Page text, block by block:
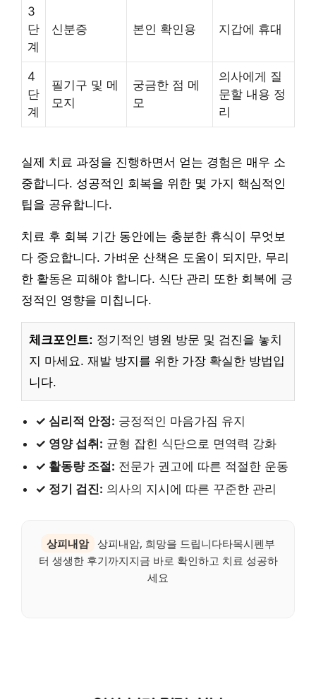
3
단
계
신분증 본인 확인용 지갑에 휴대
4
단
계
필기구 및 메
모지
궁금한 점 메
모
의사에게 질
문할 내용 정
리
실제 치료 과정을 진행하면서 얻는 경험은 매우 소
중합니다. 성공적인 회복을 위한 몇 가지 핵심적인
팁을 공유합니다.
치료 후 회복 기간 동안에는 충분한 휴식이 무엇보
다 중요합니다. 가벼운 산책은 도움이 되지만, 무리
한 활동은 피해야 합니다. 식단 관리 또한 회복에 긍
정적인 영향을 미칩니다.
체크포인트: 정기적인 병원 방문 및 검진을 놓치
지 마세요. 재발 방지를 위한 가장 확실한 방법입
니다.
✓ 심리적 안정: 긍정적인 마음가짐 유지
✓ 영양 섭취: 균형 잡힌 식단으로 면역력 강화
✓ 활동량 조절: 전문가 권고에 따른 적절한 운동
✓ 정기 검진: 의사의 지시에 따른 꾸준한 관리
상피내암 상피내암, 희망을 드립니다타목시펜부
터 생생한 후기까지지금 바로 확인하고 치료 성공하
세요